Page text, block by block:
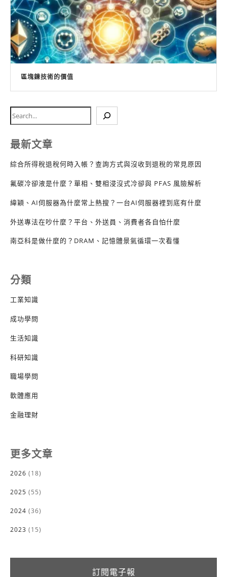
區塊鍊技術的價值
最新文章
綜合所得稅退稅何時入帳？查詢方式與沒收到退稅的常見原因
氟碳冷卻液是什麼？單相、雙相浸沒式冷卻與 PFAS 風險解析
緯穎、AI伺服器為什麼常上熱搜？一台AI伺服器裡到底有什麼
外送專法在吵什麼？平台、外送員、消費者各自怕什麼
南亞科是做什麼的？DRAM、記憶體景氣循環一次看懂
分類
工業知識
成功學問
生活知識
科研知識
職場學問
軟體應用
金融理財
更多文章
2026 (18)
2025 (55)
2024 (36)
2023 (15)
訂閱電子報